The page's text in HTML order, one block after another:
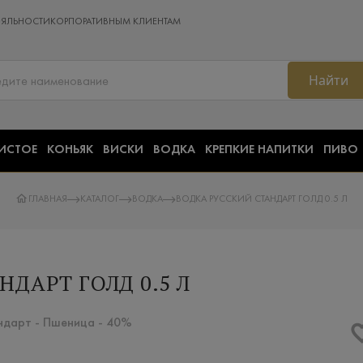
КОРПОРАТИВНЫМ КЛИЕНТАМ
Найти
КОНЬЯК ВИСКИ ВОДКА КРЕПКИЕ НАПИТКИ ПИВО
ГЛАВНАЯ КАТАЛОГ ВОДКА ВОДКА РУССКИЙ СТАНДАРТ ГОЛД 0.5 Л
ГОЛД 0.5 Л
- Пшеница - 40%